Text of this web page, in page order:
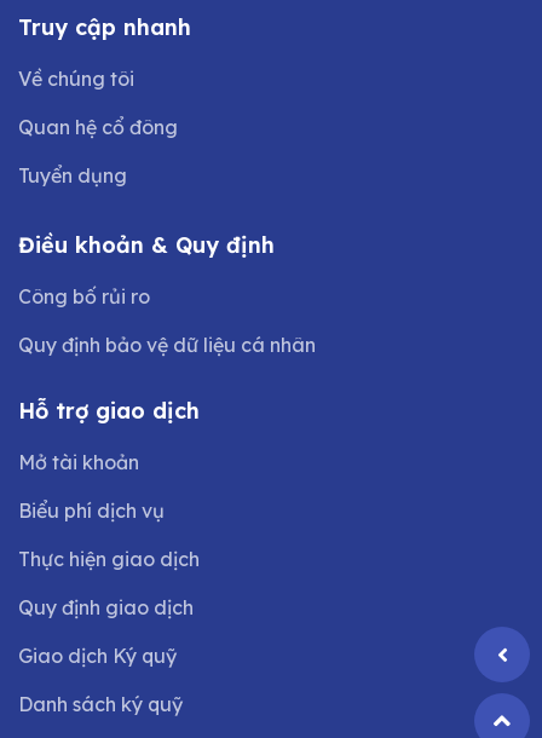
Truy cập nhanh
Về chúng tôi
Quan hệ cổ đông
Tuyển dụng
Điều khoản & Quy định
Công bố rủi ro
Quy định bảo vệ dữ liệu cá nhân
Hỗ trợ giao dịch
Mở tài khoản
Biểu phí dịch vụ
Thực hiện giao dịch
Quy định giao dịch
Giao dịch Ký quỹ
Danh sách ký quỹ